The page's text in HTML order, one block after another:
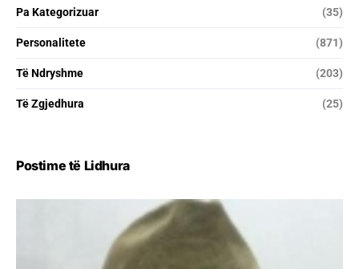
Pa Kategorizuar (35)
Personalitete (871)
Të Ndryshme (203)
Të Zgjedhura (25)
Postime të Lidhura